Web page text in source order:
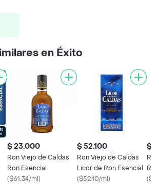
en Éxito
$ 23.000
Ron Viejo de Caldas
Ron Esencial
($61.34/ml)
$ 52.100
Ron Viejo de Caldas
Licor de Ron Esencial
($52.10/ml)
$
(